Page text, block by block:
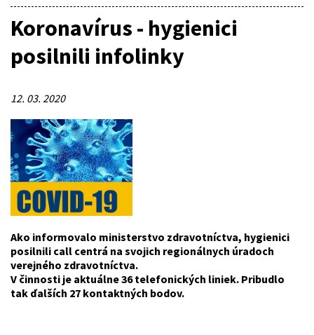
Koronavírus - hygienici
posilnili infolinky
12. 03. 2020
Ako informovalo ministerstvo zdravotníctva, hygienici
posilnili call centrá na svojich regionálnych úradoch
verejného zdravotníctva.
V činnosti je aktuálne 36 telefonických liniek. Pribudlo
tak ďalších 27 kontaktných bodov.